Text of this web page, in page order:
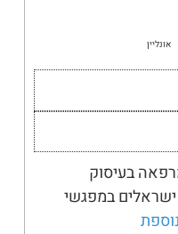
אונליין
בעיסוק
במפגשי